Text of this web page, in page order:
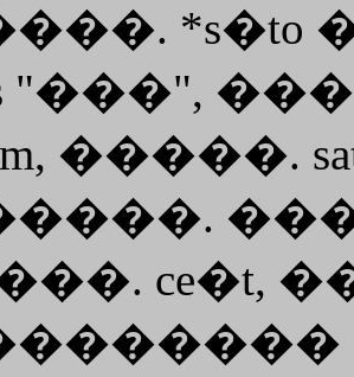
*s�to
"���",
�����.
���. ce�t,